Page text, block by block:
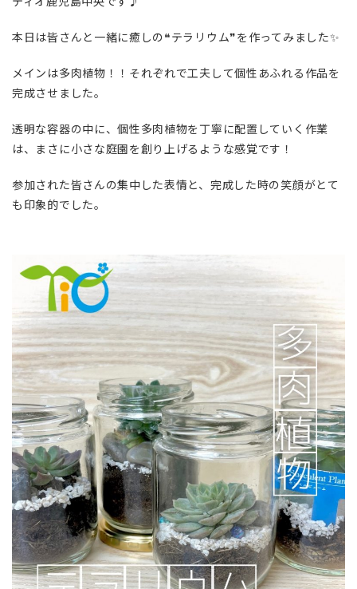
本日は皆さんと一緒に癒しの❝テラリウム❞を作ってみました✨
メインは多肉植物！！それぞれで工夫して個性あふれる作品を
完成させました。
透明な容器の中に、個性多肉植物を丁寧に配置していく作業
は、まさに小さな庭園を創り上げるような感覚です！
参加された皆さんの集中した表情と、完成した時の笑顔がとて
も印象的でした。